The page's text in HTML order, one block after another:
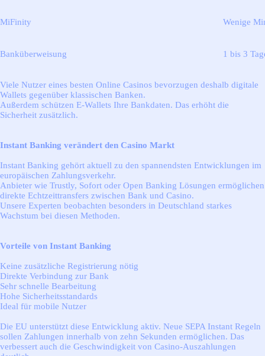
MiFinity Wenige
Banküberweisung 1 bis 3
Viele Nutzer eines besten Online Casinos bevorzugen deshalb digitale
Wallets gegenüber klassischen Banken.
Außerdem schützen E-Wallets Ihre Bankdaten. Das erhöht die
Sicherheit zusätzlich.
Instant Banking verändert den Casino Markt
Instant Banking gehört aktuell zu den spannendsten Entwicklungen im
europäischen Zahlungsverkehr.
Anbieter wie Trustly, Sofort oder Open Banking Lösungen ermöglichen
direkte Echtzeittransfers zwischen Bank und Casino.
Unsere Experten beobachten besonders in Deutschland starkes
Wachstum bei diesen Methoden.
Vorteile von Instant Banking
Keine zusätzliche Registrierung nötig
Direkte Verbindung zur Bank
Sehr schnelle Bearbeitung
Hohe Sicherheitsstandards
Ideal für mobile Nutzer
Die EU unterstützt diese Entwicklung aktiv. Neue SEPA Instant Regeln
sollen Zahlungen innerhalb von zehn Sekunden ermöglichen. Das
verbessert auch die Geschwindigkeit von Casino-Auszahlungen